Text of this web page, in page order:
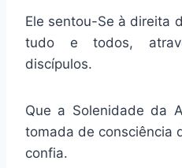
Ele sentou-Se à direita
tudo e todos,
discípulos.
Que a Solenidade da
tomada de consciência
confia.